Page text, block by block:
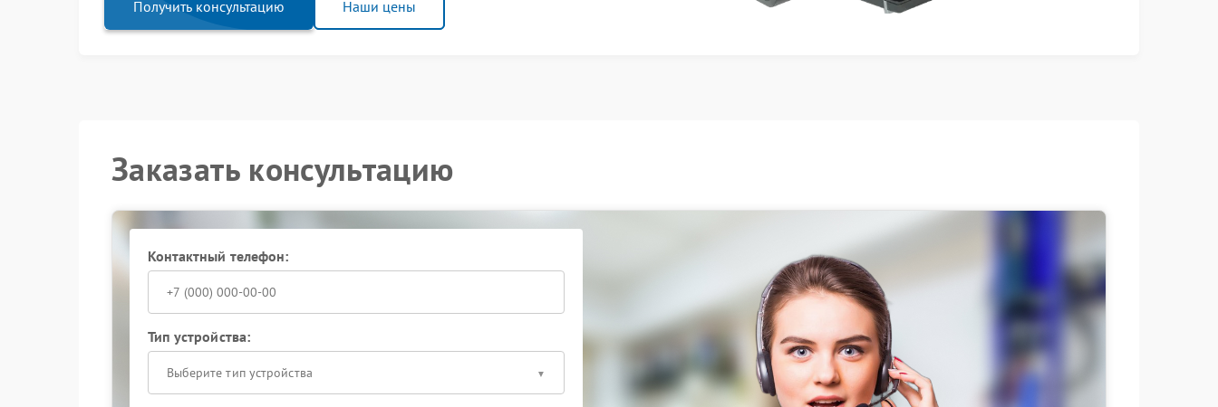
Получить консультацию Наши цены
Заказать консультацию
Контактный телефон:
Тип устройства:
Выберите тип устройства